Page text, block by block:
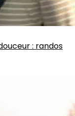
: randos